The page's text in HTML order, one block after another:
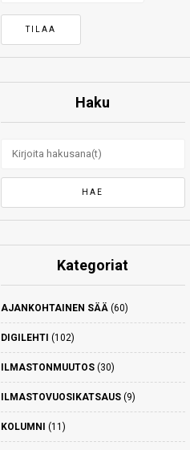
Haku
Kategoriat
AJANKOHTAINEN SÄÄ(60)
DIGILEHTI (102)
ILMASTONMUUTOS(30)
ILMASTOVUOSIKATSAUS(9)
KOLUMNI (11)